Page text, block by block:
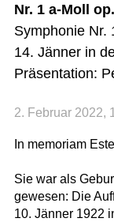
Nr. 1 a-Moll
Symphonie Nr.
14. Jänner in
Präsentation:
2. Februar 2022,
In memoriam
Sie war als
gewesen: Die
10. Jänner 1922